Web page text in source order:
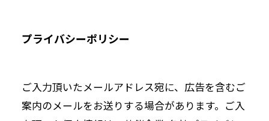
プライバシーポリシー
ご入力頂いたメールアドレス宛に、広告を含むご
案内のメールをお送りする場合があります。ご入